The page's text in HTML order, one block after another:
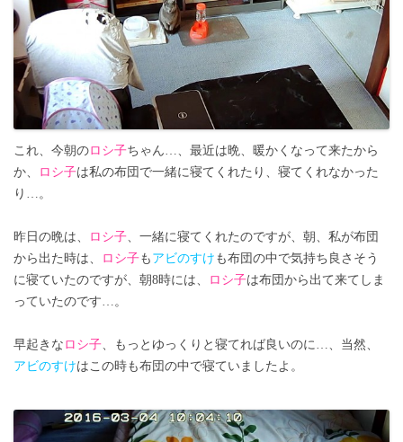
これ、今朝のロシ子ちゃん…、最近は晩、暖かくなって来たから
か、
ロシ子は私の布団で一緒に寝てくれたり、寝てくれなかった
り…。
昨日の晩は、 ロシ子 、一緒に寝てくれたのですが、朝、私が布団
から出た時は、
ロシ子も アビのすけ も布団の中で気持ち良さそう
に寝ていたのですが、朝8時には、
ロシ子は布団から出て来てしま
っていたのです…。
早起きな ロシ子 、もっとゆっくりと寝てれば良いのに…、当然、
アビのすけはこの時も布団の中で寝ていましたよ。